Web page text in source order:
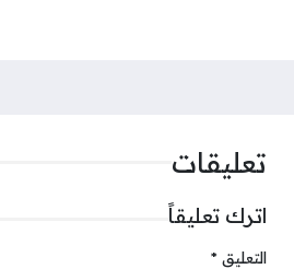
تعليقات
اترك تعليقاً
التعليق *